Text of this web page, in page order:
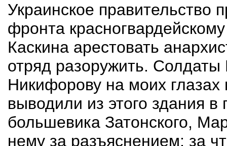
Украинское правительство
фронта
Каскина арестовать
отряд разоружить.
Никифорову на моих
выводили из этого здания в
большевика Затонского,
нему за разъяснением: за